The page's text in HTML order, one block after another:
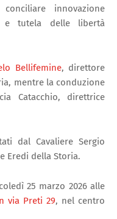
innovazione
e tutela delle libertà
Bellifemine, direttore
mentre la conduzione
Catacchio, direttrice
dal Cavaliere Sergio
Eredi della Storia.
25 marzo 2026 alle
via Preti 29, nel centro